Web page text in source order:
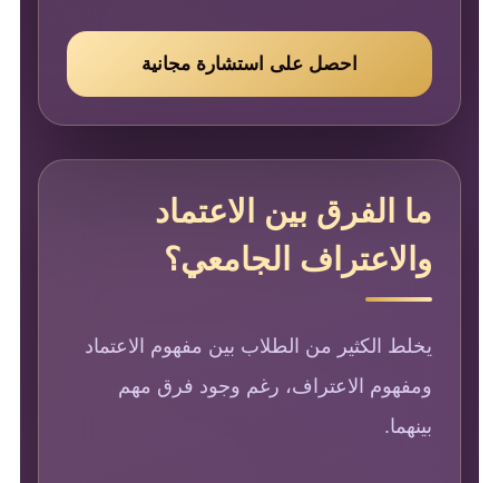
احصل على استشارة مجانية
ما الفرق بين الاعتماد
والاعتراف الجامعي؟
يخلط الكثير من الطلاب بين مفهوم الاعتماد
ومفهوم الاعتراف، رغم وجود فرق مهم
بينهما.